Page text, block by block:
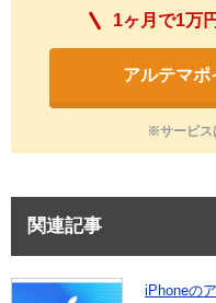
1ヶ月で1万
アルテマポ
※サービス
関連記事
iPhoneの